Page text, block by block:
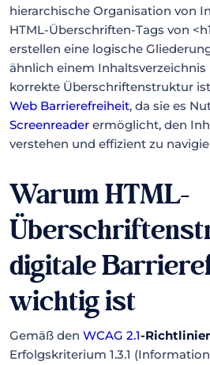
hierarchische Organisation von
HTML-Überschriften-Tags von
erstellen eine logische
ähnlich einem Inhaltsverzeichnis
korrekte Überschriftenstruktur
Web Barrierefreiheit, da sie es
Screenreader ermöglicht, den
verstehen und effizient zu
Warum HTML-
digitale
wichtig ist
Gemäß den WCAG 2.1-
Erfolgskriterium 1.3.1